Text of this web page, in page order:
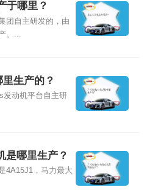
于哪里？
团自主研发的，由
。...
生产的？
发动机平台自主研
是哪里生产？
4A15J1，马力最大